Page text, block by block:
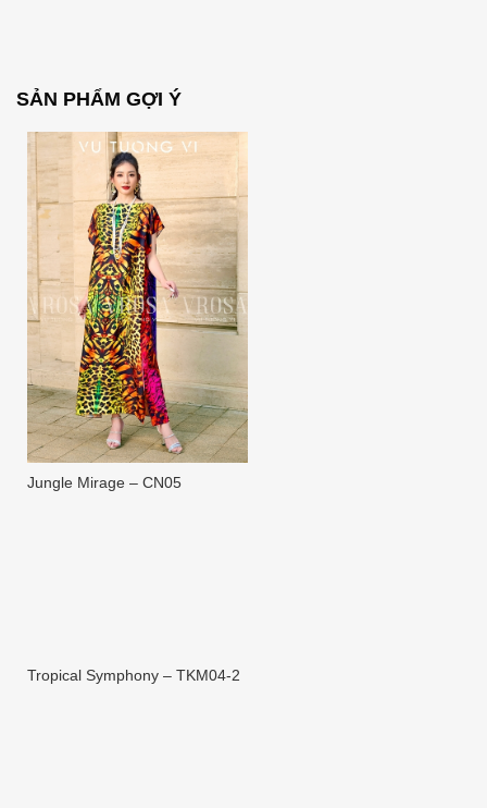
SẢN PHẨM GỢI Ý
Jungle Mirage – CN05
Tropical Symphony – TKM04-2